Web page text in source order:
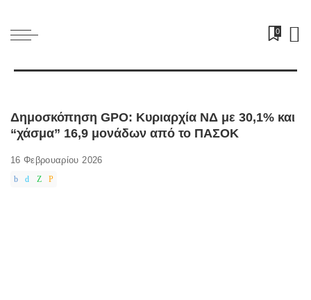
0
Δημοσκόπηση GPO: Κυριαρχία ΝΔ με 30,1% και
“χάσμα” 16,9 μονάδων από το ΠΑΣΟΚ
16 Φεβρουαρίου 2026